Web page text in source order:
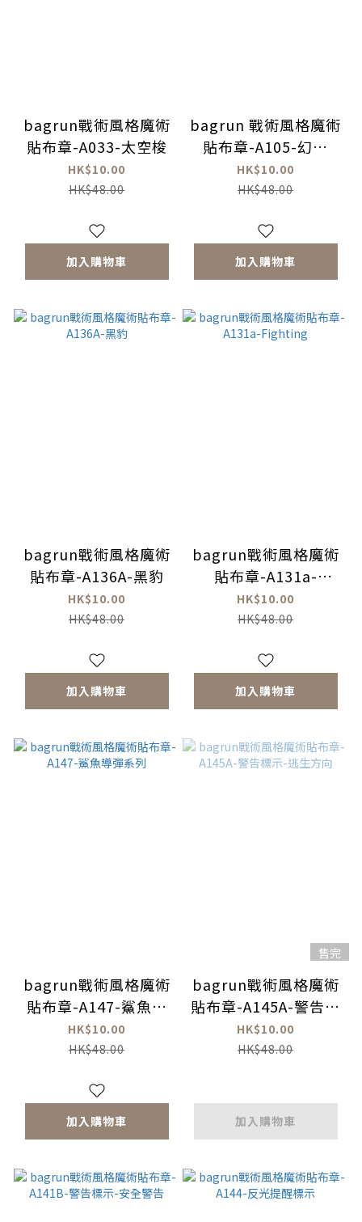
bagrun戰術風格魔術
貼布章-A033-太空梭
HK$10.00
HK$48.00
加入購物車
bagrun 戰術風格魔術
貼布章-A105-幻象
2000-5
HK$10.00
HK$48.00
加入購物車
bagrun戰術風格魔術
貼布章-A136A-黑豹
HK$10.00
HK$48.00
加入購物車
bagrun戰術風格魔術
貼布章-A131a-
Fighting
HK$10.00
HK$48.00
加入購物車
bagrun戰術風格魔術
貼布章-A147-鯊魚導
彈系列
HK$10.00
HK$48.00
加入購物車
售完
bagrun戰術風格魔術
貼布章-A145A-警告標
示-逃生方向
HK$10.00
HK$48.00
加入購物車